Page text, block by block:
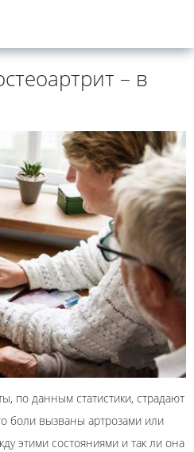
– в
по данным статистики, страдают
боли вызваны артрозами или
этими состояниями и так ли она